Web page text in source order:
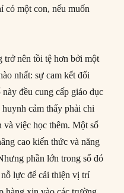
có một con, nếu muốn
trở nên tồi tệ hơn bởi một
nhất: sự cam kết đối
đều cung cấp giáo dục
cảm thấy phải chi
và việc học thêm. Một số
cao kiến ​​thức và năng
phần lớn trong số đó
lực để cải thiện vị trí